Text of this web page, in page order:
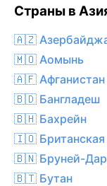
Страны в
🇦🇿
🇲🇴 Аомынь
🇦🇫 Афганистан
🇧🇩 Бангладеш
🇧🇭 Бахрейн
🇮🇴 Британская
🇧🇳 Бруней-
🇧🇹 Бутан